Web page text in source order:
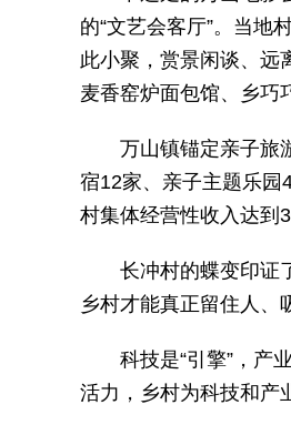
的“文艺会客厅”。当地
此小聚，赏景闲谈、远
麦香窑炉面包馆、乡巧
万山镇锚定亲子旅
宿12家、亲子主题乐园
村集体经营性收入达到
长冲村的蝶变印证
乡村才能真正留住人、
科技是“引擎”，产
活力，乡村为科技和产